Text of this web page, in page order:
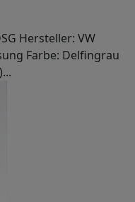
Hersteller: VW
Farbe: Delfingrau